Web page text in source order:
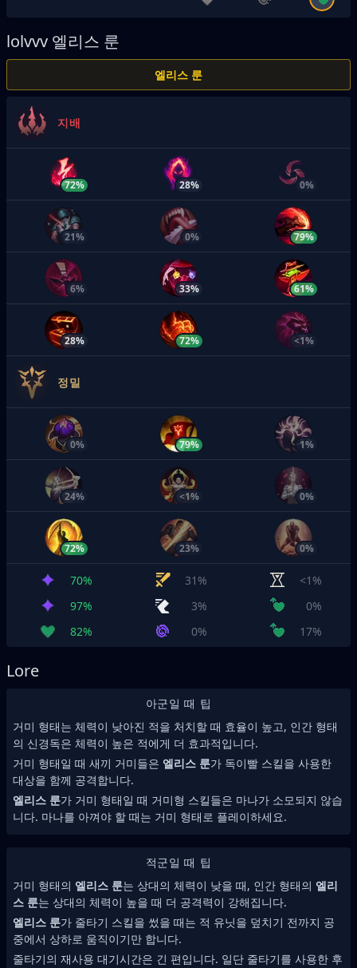
lolvvv 엘리스 룬
엘리스 룬
지배
72% 28% 0%
21% 0% 79%
6% 33% 61%
28% 72% <1%
정밀
0% 79% 1%
24% <1% 0%
72% 23% 0%
70% 31%
<1%
97%
3%
0%
82%
0% 17%
Lore
아군일 때 팁
거미 형태는 체력이 낮아진 적을 처치할 때 효율이 높고, 인간 형태
의 신경독은 체력이 높은 적에게 더 효과적입니다.
거미 형태일 때 새끼 거미들은 엘리스 룬가 독이빨 스킬을 사용한
대상을 함께 공격합니다.
엘리스 룬가 거미 형태일 때 거미형 스킬들은 마나가 소모되지 않습
니다. 마나를 아껴야 할 때는 거미 형태로 플레이하세요.
적군일 때 팁
거미 형태의 엘리스 룬는 상대의 체력이 낮을 때, 인간 형태의 엘리
스 룬는 상대의 체력이 높을 때 더 공격력이 강해집니다.
엘리스 룬가 줄타기 스킬을 썼을 때는 적 유닛을 덮치기 전까지 공
중에서 상하로 움직이기만 합니다.
줄타기의 재사용 대기시간은 긴 편입니다. 일단 줄타기를 사용한 후